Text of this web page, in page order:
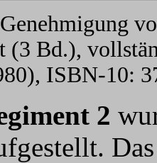
(3 Bd.),
ISBN-10:
2